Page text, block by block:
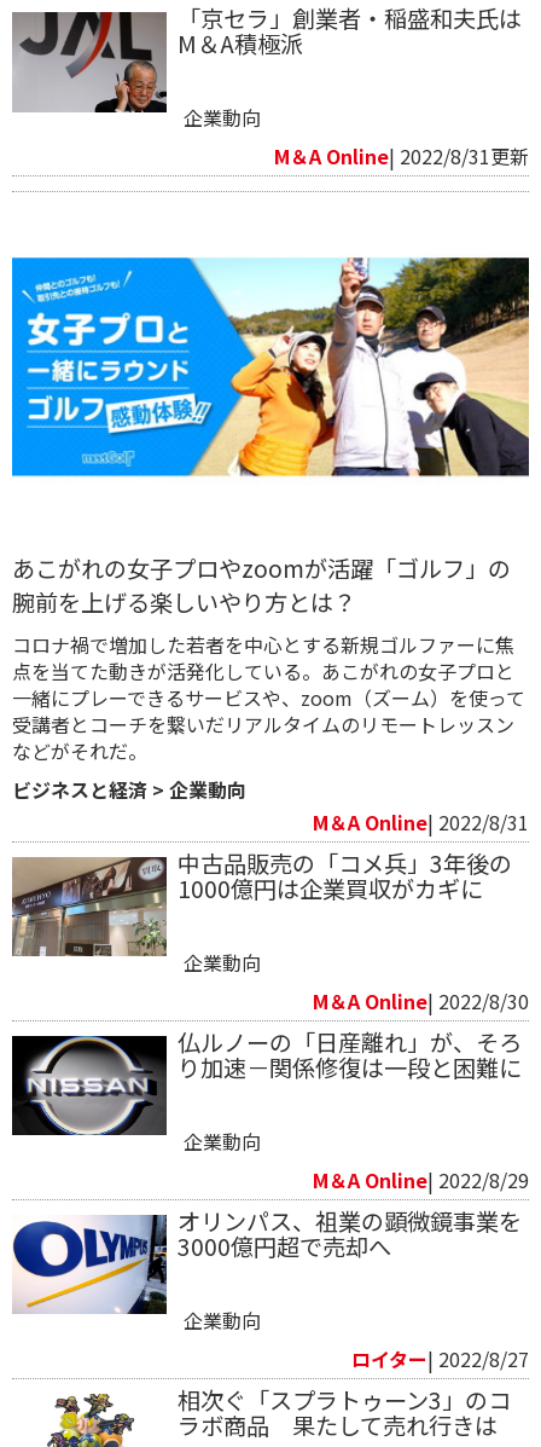
「京セラ」創業者・稲盛和夫氏は
M＆A積極派
企業動向
M＆A Online| 2022/8/31更新
あこがれの女子プロやzoomが活躍「ゴルフ」の
腕前を上げる楽しいやり方とは？
コロナ禍で増加した若者を中心とする新規ゴルファーに焦
点を当てた動きが活発化している。あこがれの女子プロと
一緒にプレーできるサービスや、zoom（ズーム）を使って
受講者とコーチを繋いだリアルタイムのリモートレッスン
などがそれだ。
ビジネスと経済 > 企業動向
M＆A Online| 2022/8/31
中古品販売の「コメ兵」3年後の
1000億円は企業買収がカギに
企業動向
M＆A Online| 2022/8/30
仏ルノーの「日産離れ」が、そろ
り加速－関係修復は一段と困難に
企業動向
M＆A Online| 2022/8/29
オリンパス、祖業の顕微鏡事業を
3000億円超で売却へ
企業動向
ロイター| 2022/8/27
相次ぐ「スプラトゥーン3」のコ
ラボ商品 果たして売れ行きは